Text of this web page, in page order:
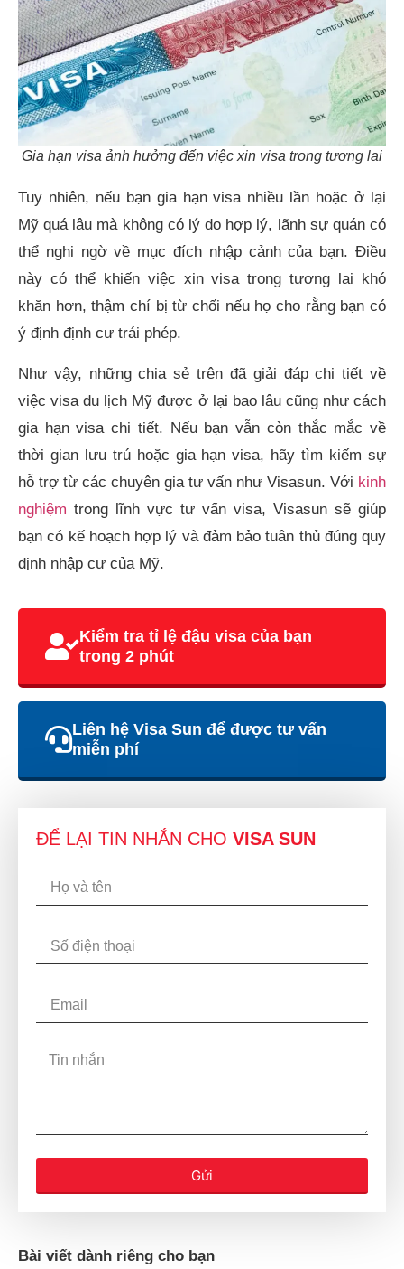
Gia hạn visa ảnh hưởng đến việc xin visa trong tương lai
Tuy nhiên, nếu bạn gia hạn visa nhiều lần hoặc ở lại
Mỹ quá lâu mà không có lý do hợp lý, lãnh sự quán có
thể nghi ngờ về mục đích nhập cảnh của bạn. Điều
này có thể khiến việc xin visa trong tương lai khó
khăn hơn, thậm chí bị từ chối nếu họ cho rằng bạn có
ý định định cư trái phép.
Như vậy, những chia sẻ trên đã giải đáp chi tiết về
việc visa du lịch Mỹ được ở lại bao lâu cũng như cách
gia hạn visa chi tiết. Nếu bạn vẫn còn thắc mắc về
thời gian lưu trú hoặc gia hạn visa, hãy tìm kiếm sự
hỗ trợ từ các chuyên gia tư vấn như Visasun. Với kinh
nghiệm trong lĩnh vực tư vấn visa, Visasun sẽ giúp
bạn có kế hoạch hợp lý và đảm bảo tuân thủ đúng quy
định nhập cư của Mỹ.
Kiểm tra tỉ lệ đậu visa của bạn
trong 2 phút
Liên hệ Visa Sun để được tư vấn
miễn phí
ĐỂ LẠI TIN NHẮN CHO VISA SUN
Gửi
Bài viết dành riêng cho bạn